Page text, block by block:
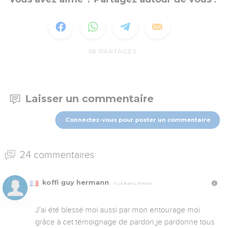
68 PARTAGES
Laisser un commentaire
Connectez-vous pour poster un commentaire
24 commentaires
koffi guy hermann Il y a 8 ans, 9 mois
J'ai été blessé moi aussi par mon entourage moi
grâce à cet témoignage de pardon,je pardonne tous